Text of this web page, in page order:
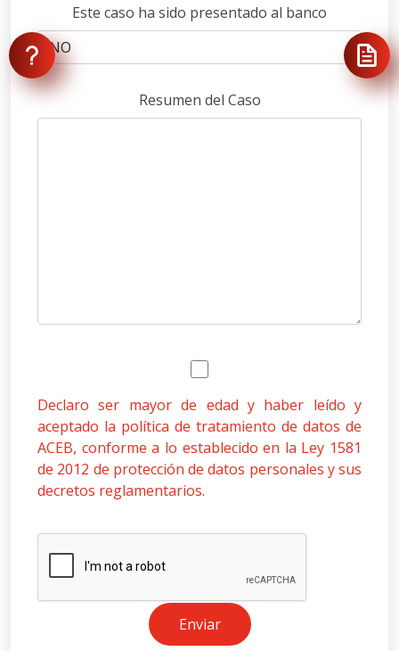
Este caso ha sido presentado al banco
Resumen del Caso
Declaro ser mayor de edad y haber leído y
aceptado la política de tratamiento de datos de
ACEB, conforme a lo establecido en la Ley 1581
de 2012 de protección de datos personales y sus
decretos reglamentarios.
Enviar